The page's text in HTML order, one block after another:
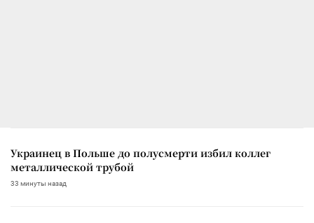
Украинец в Польше до полусмерти избил коллег
металлической трубой
33 минуты назад